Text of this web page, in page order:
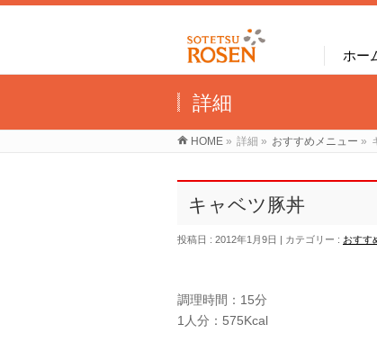
ホー
詳細
HOME » 詳細 » おすすめメニュー »
キャベツ豚丼
投稿日 : 2012年1月9日 カテゴリー : おすす
調理時間：15分
1人分：575Kcal